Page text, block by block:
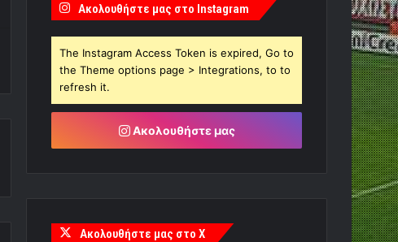
Ακολουθήστε μας στο Instagram
The Instagram Access Token is expired, Go to
the Theme options page > Integrations, to to
refresh it.
Ακολουθήστε μας
Ακολουθήστε μας στο X